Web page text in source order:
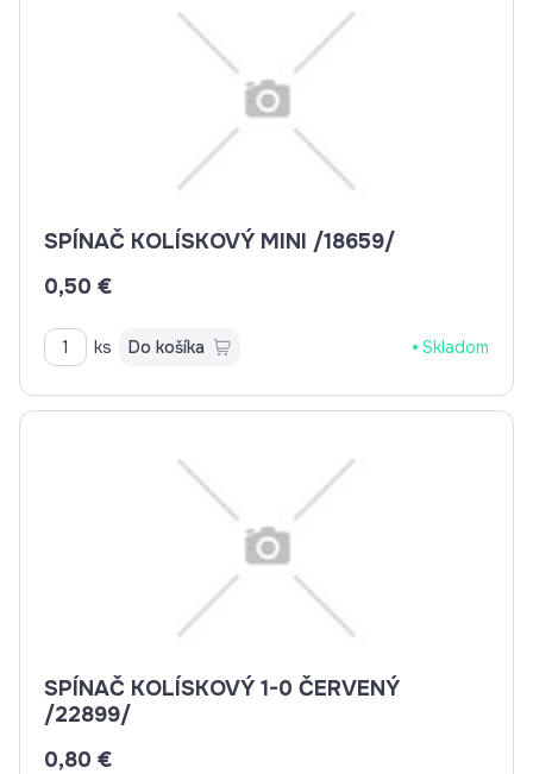
SPÍNAČ KOLÍSKOVÝ MINI /18659/
0,50 €
ks Do košíka Skladom
SPÍNAČ KOLÍSKOVÝ 1-0 ČERVENÝ
/22899/
0,80 €